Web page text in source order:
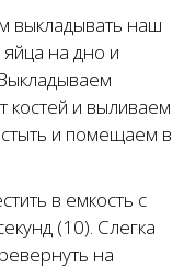
выкладывать наш
на дно и
костей и выливаем
и помещаем в
в емкость с
(10). Слегка
на